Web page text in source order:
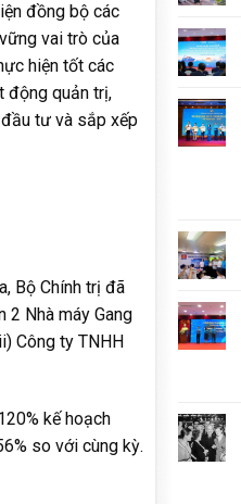
đồng bộ các
vai trò của
hiện tốt các
động quản trị,
tư và sắp xếp
Bộ Chính trị đã
2 Nhà máy Gang
Công ty TNHH
kế hoạch
so với cùng kỳ.